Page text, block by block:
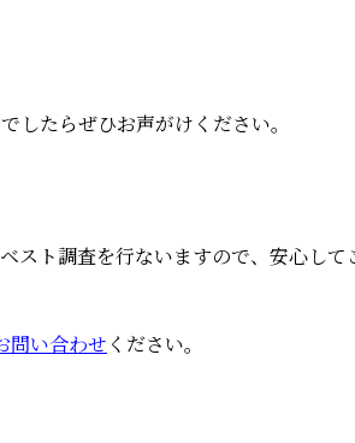
したらぜひお声がけください。
ト調査を行ないますので、安心して
問い合わせ ください。